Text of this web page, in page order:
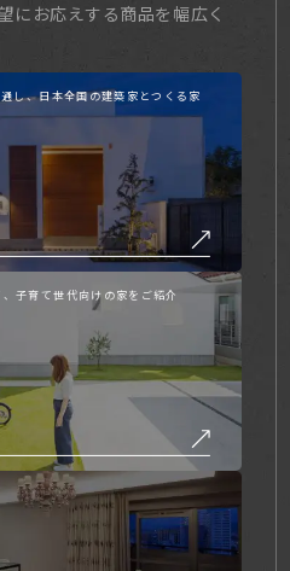
にお応えする商品を幅広く
し、日本全国の建築家とつくる家
子育て世代向けの家をご紹介